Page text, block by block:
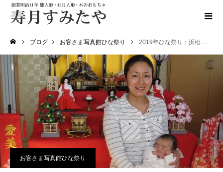
ブログ お客さま写真館ひな祭り 2019年ひな祭り：浜松市中区・鳥居様
お客さま写真館ひな祭り